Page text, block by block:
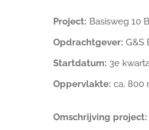
Project: Basisweg 10
Opdrachtgever: G&S
Startdatum: 3e
Oppervlakte: ca. 800
Omschrijving project: